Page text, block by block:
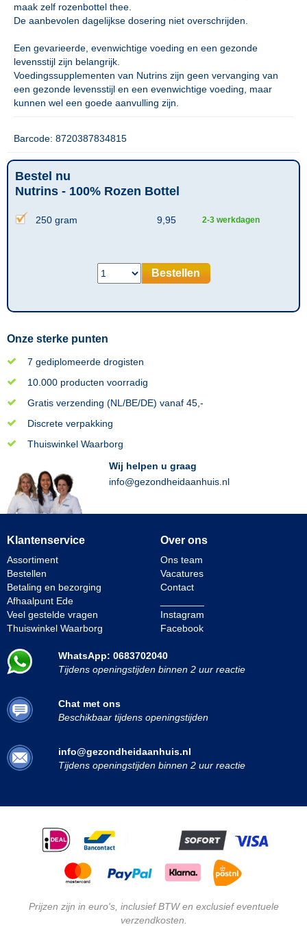
maak zelf rozenbottel thee.
De aanbevolen dagelijkse dosering niet overschrijden.
Een gevarieerde, evenwichtige voeding en een gezonde
levensstijl zijn belangrijk.
Voedingssupplementen van Nutrins zijn geen vervanging van
een gezonde levensstijl en een evenwichtige voeding, maar
kunnen wel een goede aanvulling zijn.
Barcode: 8720387834815
Bestel nu
Nutrins - 100% Rozen Bottel
250 gram 9,95 2-3 werkdagen
Bestellen
Onze sterke punten
7 gediplomeerde drogisten
10.000 producten voorradig
Gratis verzending (NL/BE/DE) vanaf 45,-
Discrete verpakking
Thuiswinkel Waarborg
Wij helpen u graag
info@gezondheidaanhuis.nl
Klantenservice
Assortiment
Bestellen
Betaling en bezorging
Afhaalpunt Ede
Veel gestelde vragen
Thuiswinkel Waarborg
Over ons
Ons team
Vacatures
Contact
Instagram
Facebook
WhatsApp: 0683702040
Tijdens openingstijden binnen 2 uur reactie
Chat met ons
Beschikbaar tijdens openingstijden
info@gezondheidaanhuis.nl
Tijdens openingstijden binnen 2 uur reactie
Prijzen zijn in euro's, inclusief BTW en exclusief eventuele
verzendkosten.